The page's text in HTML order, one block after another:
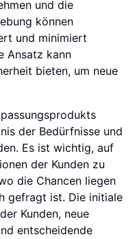
und die
können
und minimiert
Ansatz kann
bieten, um neue
der Bedürfnisse und
Es ist wichtig, auf
der Kunden zu
die Chancen liegen
gefragt ist. Die initiale
Kunden, neue
entscheidende